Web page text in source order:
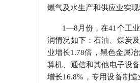
燃气及水生产和供应业实现
1—8月份，在41个工
润情况如下：石油、煤炭
业增长1.78倍，黑色金属
算机、通信和其他电子设
增长16.8%，专用设备制